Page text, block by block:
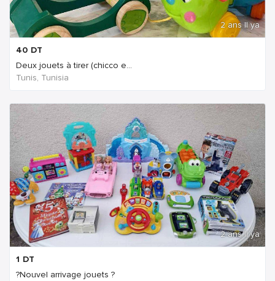
2 ans Il ya
40 DT
Deux jouets à tirer (chicco e...
Tunis, Tunisia
2 ans Il ya
1 DT
?Nouvel arrivage jouets ?